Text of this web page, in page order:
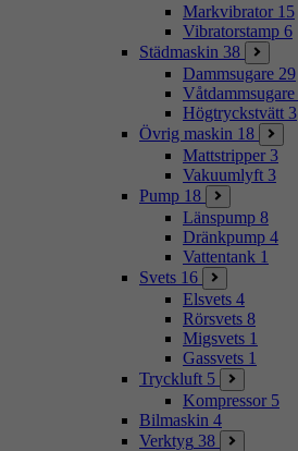
Markvibrator 15
Vibratorstamp 6
Städmaskin 38
Dammsugare 29
Våtdammsugare
Högtryckstvätt 3
Övrig maskin 18
Mattstripper 3
Vakuumlyft 3
Pump 18
Länspump 8
Dränkpump 4
Vattentank 1
Svets 16
Elsvets 4
Rörsvets 8
Migsvets 1
Gassvets 1
Tryckluft 5
Kompressor 5
Bilmaskin 4
Verktyg 38